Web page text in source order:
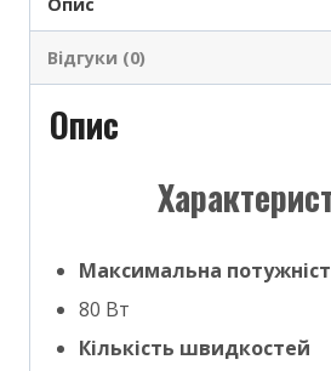
Відгуки (0)
Опис
Максимальна
80 Вт
Кількість швидкостей